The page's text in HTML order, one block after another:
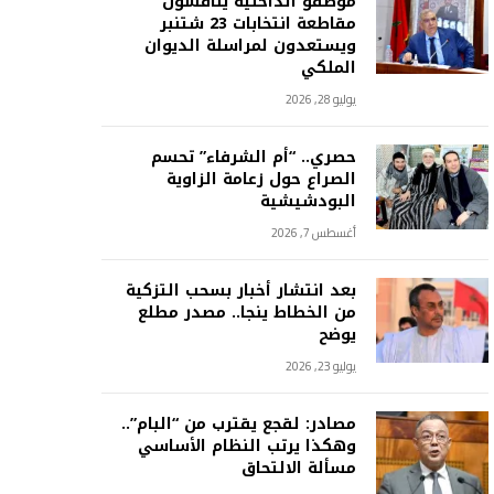
مقاطعة انتخابات 23 شتنبر
ويستعدون لمراسلة الديوان
الملكي
يوليو 28, 2026
حصري.. “أم الشرفاء” تحسم
الصراع حول زعامة الزاوية
البودشيشية
أغسطس 7, 2026
بعد انتشار أخبار بسحب التزكية
من الخطاط ينجا.. مصدر مطلع
يوضح
يوليو 23, 2026
مصادر: لقجع يقترب من “البام”..
وهكذا يرتب النظام الأساسي
مسألة الالتحاق